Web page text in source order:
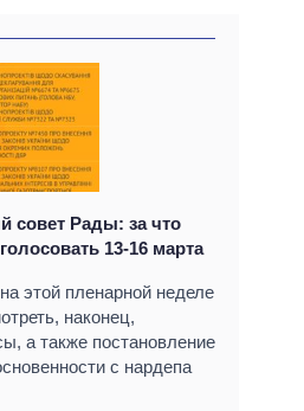
совет Рады: за что
13-16 марта
этой пленарной неделе
наконец,
а также постановление
с нардепа